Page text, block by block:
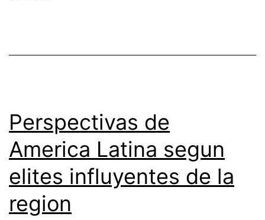
Perspectivas de
America Latina segun
elites influyentes de la
region